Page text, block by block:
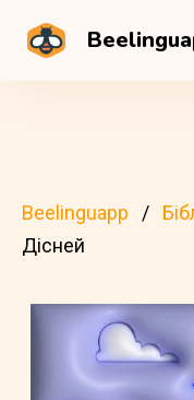
Beelinguapp
Дісней